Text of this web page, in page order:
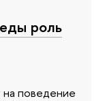
роль
на поведение